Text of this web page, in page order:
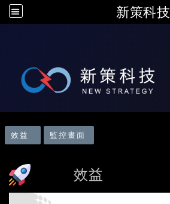
新策科技
效益 監控畫面
效益